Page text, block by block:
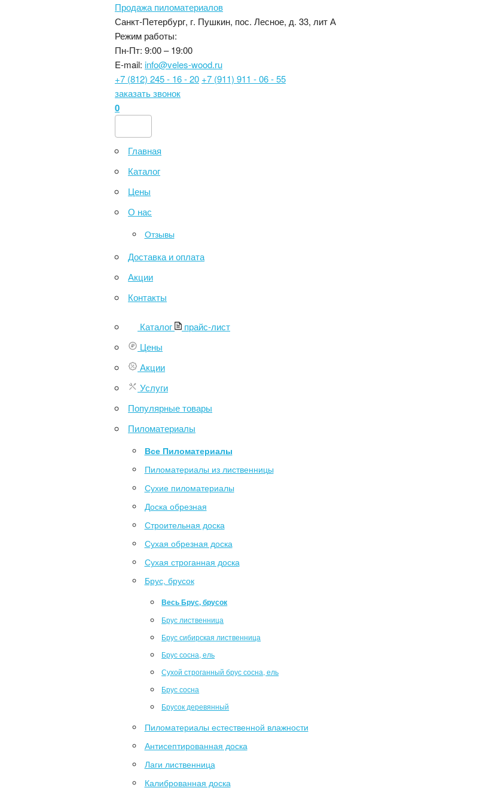
Продажа пиломатериалов
Санкт-Петербург, г. Пушкин, пос. Лесное, д. 33, лит А
Режим работы:
Пн-Пт: 9:00 – 19:00
E-mail: info@veles-wood.ru
+7 (812) 245 - 16 - 20 +7 (911) 911 - 06 - 55
заказать звонок
0
Главная
Каталог
Цены
О нас
Отзывы
Доставка и оплата
Акции
Контакты
Каталог
прайс-лист
Цены
Акции
Услуги
Популярные товары
Пиломатериалы
Все Пиломатериалы
Пиломатериалы из лиственницы
Сухие пиломатериалы
Доска обрезная
Строительная доска
Сухая обрезная доска
Сухая строганная доска
Брус, брусок
Весь Брус, брусок
Брус лиственница
Брус сибирская лиственница
Брус сосна, ель
Сухой строганный брус сосна, ель
Брус сосна
Брусок деревянный
Пиломатериалы естественной влажности
Антисептированная доска
Лаги лиственница
Калиброванная доска